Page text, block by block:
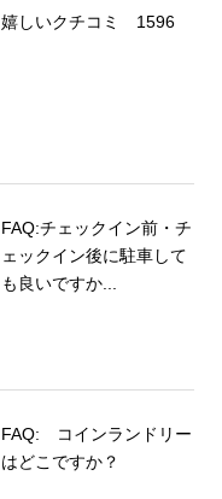
嬉しいクチコミ 1596
FAQ:チェックイン前・チ
ェックイン後に駐車して
も良いですか...
FAQ: コインランドリー
はどこですか？